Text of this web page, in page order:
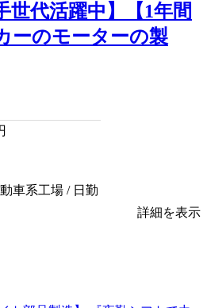
世代活躍中】【1年間
ーのモーターの製
車系工場 / 日勤
詳細を表示